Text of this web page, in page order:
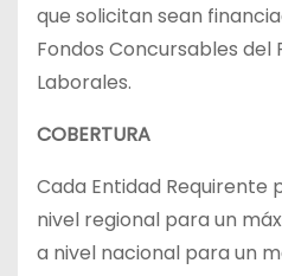
que solicitan sean
Fondos Concursables del
Laborales.
COBERTURA
Cada Entidad Requirente
nivel regional para un
a nivel nacional para un